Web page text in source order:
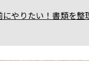
やりたい！書類を整